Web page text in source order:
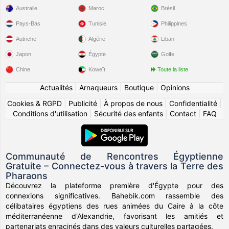
Australie
Pays-Bas
Autriche
Japon
Chine
Maroc
Tunisie
Algérie
Égypte
Koweït
Brésil
Philippines
Liban
Golfe
Toute la liste
Actualités| Arnaqueurs| Boutique| Opinions
Cookies & RGPD
Publicité À propos de nous Confidentialité
Conditions d'utilisation| Sécurité des enfants| Contact| FAQ
Communauté de Rencontres Égyptienne
Gratuite – Connectez-vous à travers la Terre des
Pharaons
Découvrez la plateforme première d'Égypte pour des
connexions significatives. Bahebik.com rassemble des
célibataires égyptiens des rues animées du Caire à la côte
méditerranéenne d'Alexandrie, favorisant les amitiés et
partenariats enracinés dans des valeurs culturelles partagées.